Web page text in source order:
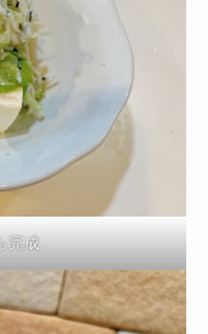
完成